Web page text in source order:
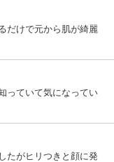
だけで元から肌が綺麗
っていて気になってい
たがヒリつきと顔に発